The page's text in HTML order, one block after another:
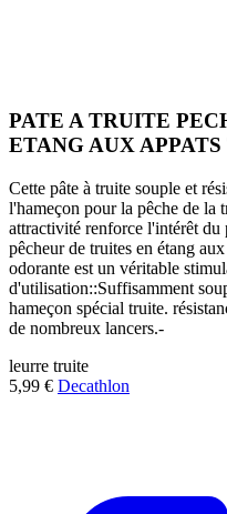
PATE A TRUITE
ETANG AUX
Cette pâte à truite souple et
l'hameçon pour la pêche de la
attractivité renforce l'intérêt
pêcheur de truites en étang
odorante est un véritable
d'utilisation::Suffisamment
hameçon spécial truite.
de nombreux lancers.-
leurre truite
5,99 € Decathlon